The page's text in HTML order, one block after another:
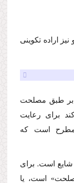
اراده تكوینى
بر طبق مصلحت
براى رعایت
است كه
شایع است. براى
است، یا